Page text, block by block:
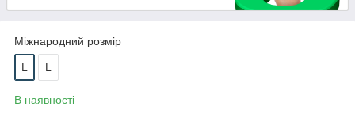
Міжнародний розмір
L L
В наявності